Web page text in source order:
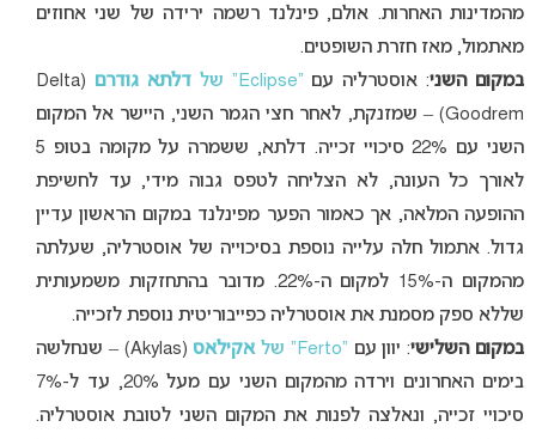
מהמדינות האחרות. אולם, פינלנד רשמה ירידה של שני אחוזים
מאתמול, מאז חזרת השופטים.
במקום השני: אוסטרליה עם “Eclipse” של דלתא גודרם
(Delta
Goodrem) – שמזנקת, לאחר חצי הגמר השני, היישר אל המקום
השני עם 22% סיכויי זכייה. דלתא, ששמרה על מקומה בטופ 5
לאורך כל העונה, לא הצליחה לטפס גבוה מידי, עד לחשיפת
ההופעה המלאה, אך כאמור הפער מפינלנד במקום הראשון עדיין
גדול. אתמול חלה עלייה נוספת בסיכוייה של אוסטרליה, שעלתה
מהמקום ה-15% למקום ה-22%. מדובר בהתחזקות משמעותית
שללא ספק מסמנת את אוסטרליה כפייבוריטית נוספת לזכייה.
במקום השלישי: יוון עם “Ferto” של אקילאס
(Akylas) – שנחלשה
בימים האחרונים וירדה מהמקום השני עם מעל 20%, עד ל-7%
סיכויי זכייה, ונאלצה לפנות את המקום השני לטובת אוסטרליה.